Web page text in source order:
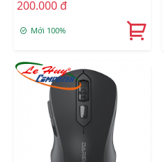
200.000 đ
Mới 100%